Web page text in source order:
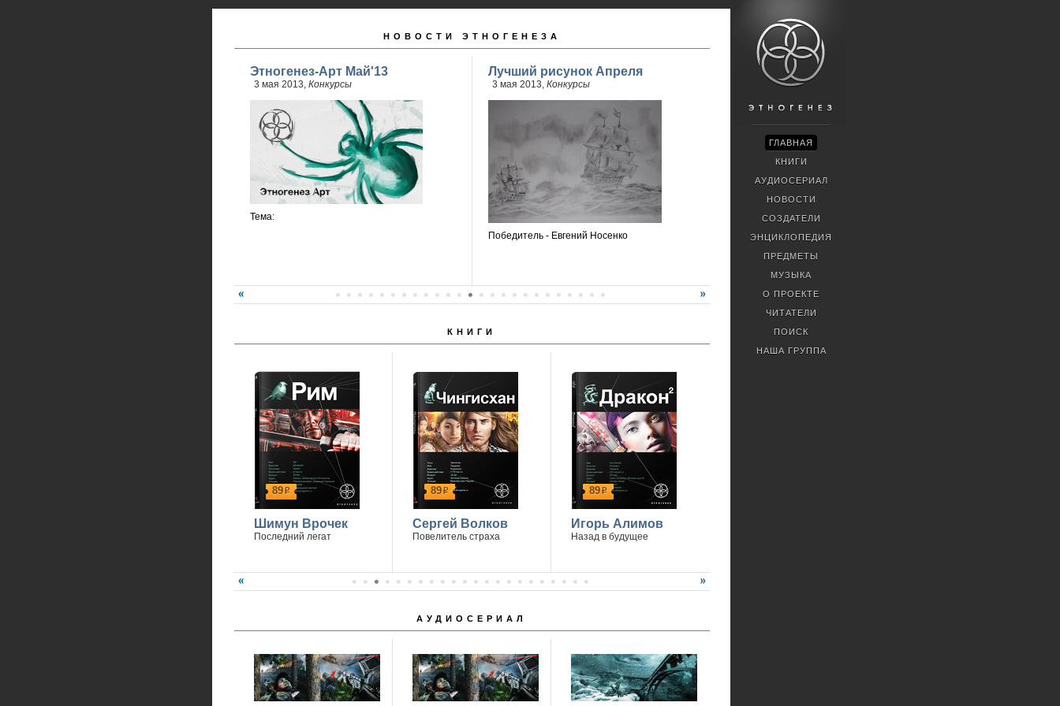
НОВОСТИ ЭТНОГЕНЕЗА
Этногенез-Арт Май'13
3 мая 2013, Конкурсы
Тема:
Лучший рисунок Апреля
3 мая 2013, Конкурсы
Победитель - Евгений Носенко
КНИГИ
89р
Шимун Врочек
Последний легат
89р
Сергей Волков
Повелитель страха
89р
Игорь Алимов
Назад в будущее
АУДИОСЕРИАЛ
ГЛАВНАЯ
КНИГИ
АУДИОСЕРИАЛ
НОВОСТИ
СОЗДАТЕЛИ
ЭНЦИКЛОПЕДИЯ
ПРЕДМЕТЫ
МУЗЫКА
О ПРОЕКТЕ
ЧИТАТЕЛИ
ПОИСК
НАША ГРУППА